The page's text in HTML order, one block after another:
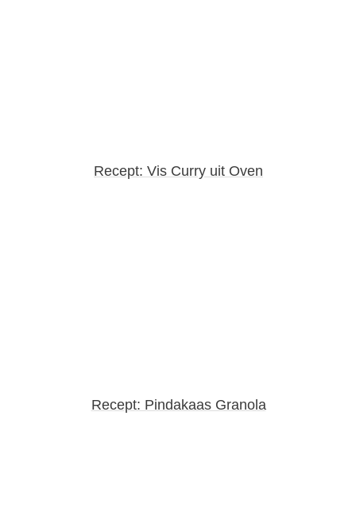
Recept: Vis Curry uit Oven
Recept: Pindakaas Granola